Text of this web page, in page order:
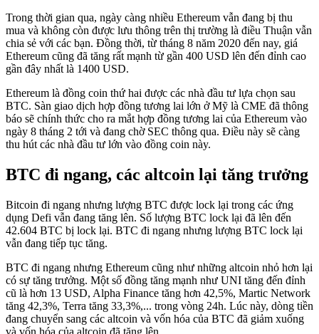
Trong thời gian qua, ngày càng nhiều Ethereum vẫn đang bị thu
mua và không còn được lưu thông trên thị trường là điều Thuận vẫn
chia sẻ với các bạn. Đồng thời, từ tháng 8 năm 2020 đến nay, giá
Ethereum cũng đã tăng rất mạnh từ gần 400 USD lên đến đỉnh cao
gần đây nhất là 1400 USD.
Ethereum là đồng coin thứ hai được các nhà đầu tư lựa chọn sau
BTC. Sàn giao dịch hợp đồng tương lai lớn ở Mỹ là CME đã thông
báo sẽ chính thức cho ra mắt hợp đồng tương lai của Ethereum vào
ngày 8 tháng 2 tới và đang chờ SEC thông qua. Điều này sẽ càng
thu hút các nhà đầu tư lớn vào đồng coin này.
BTC đi ngang, các altcoin lại tăng trưởng
Bitcoin đi ngang nhưng lượng BTC được lock lại trong các ứng
dụng Defi vẫn đang tăng lên. Số lượng BTC lock lại đã lên đến
42.604 BTC bị lock lại. BTC đi ngang nhưng lượng BTC lock lại
vẫn đang tiếp tục tăng.
BTC đi ngang nhưng Ethereum cũng như những altcoin nhỏ hơn lại
có sự tăng trưởng. Một số đồng tăng mạnh như UNI tăng đến đỉnh
cũ là hơn 13 USD, Alpha Finance tăng hơn 42,5%, Martic Network
tăng 42,3%, Terra tăng 33,3%,... trong vòng 24h. Lúc này, dòng tiền
đang chuyển sang các altcoin và vốn hóa của BTC đã giảm xuống
và vốn hóa của altcoin đã tăng lên.